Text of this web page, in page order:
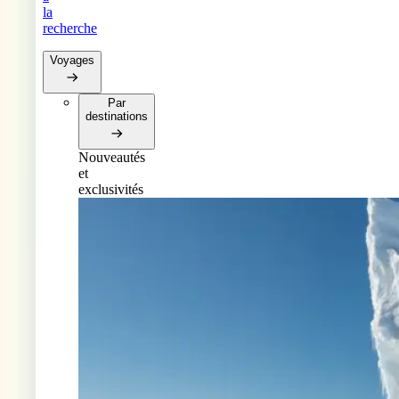
la
recherche
Voyages
Par
destinations
Nouveautés
et
exclusivités